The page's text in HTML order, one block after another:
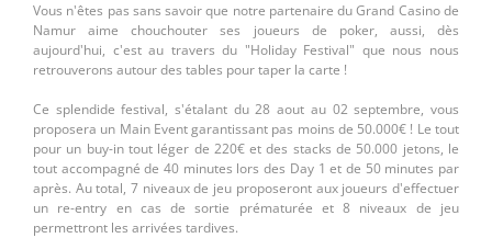
Vous n'êtes pas sans savoir que notre partenaire du Grand Casino de
Namur aime chouchouter ses joueurs de poker, aussi, dès
aujourd'hui, c'est au travers du "Holiday Festival" que nous nous
retrouverons autour des tables pour taper la carte !
Ce splendide festival, s'étalant du 28 aout au 02 septembre, vous
proposera un Main Event garantissant pas moins de 50.000€ ! Le tout
pour un buy-in tout léger de 220€ et des stacks de 50.000 jetons, le
tout accompagné de 40 minutes lors des Day 1 et de 50 minutes par
après. Au total, 7 niveaux de jeu proposeront aux joueurs d'effectuer
un re-entry en cas de sortie prématurée et 8 niveaux de jeu
permettront les arrivées tardives.